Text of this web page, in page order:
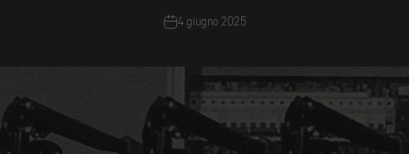
4 giugno 2025